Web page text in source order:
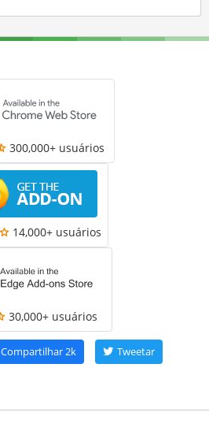
300,000+ usuários
14,000+ usuários
30,000+ usuários
Compartilhar2k Tweetar